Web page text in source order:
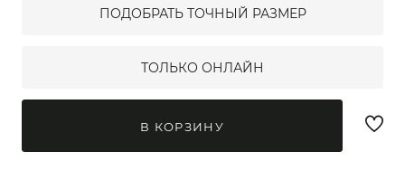
ПОДОБРАТЬ ТОЧНЫЙ РАЗМЕР
ТОЛЬКО ОНЛАЙН
В КОРЗИНУ